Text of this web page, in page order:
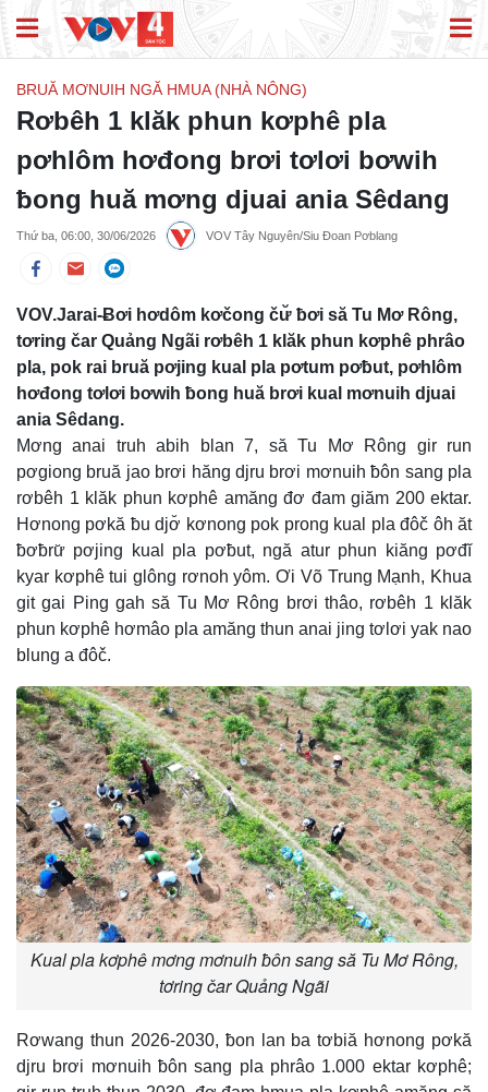
BRUĂ MƠNUIH NGĂ HMUA (NHÀ NÔNG)
Rơbêh 1 klăk phun kơphê pla
pơhlôm hơđong brơi tơlơi bơwih
ƀong huă mơng djuai ania Sêdang
Thứ ba, 06:00, 30/06/2026 VOV Tây Nguyên/Siu Đoan Pơblang
VOV.Jarai-Ƀơi hơdôm kơčong čư̆ ƀơi să Tu Mơ Rông,
tơring čar Quảng Ngãi rơbêh 1 klăk phun kơphê phrâo
pla, pok rai bruă pơjing kual pla pơtum pơƀut, pơhlôm
hơđong tơlơi bơwih ƀong huă brơi kual mơnuih djuai
ania Sêdang.
Mơng anai truh abih blan 7, să Tu Mơ Rông gir run
pơgiong bruă jao brơi hăng djru brơi mơnuih ƀôn sang pla
rơbêh 1 klăk phun kơphê amăng đơ đam giăm 200 ektar.
Hơnong pơkă ƀu djơ̆ kơnong pok prong kual pla đôč ôh ăt
ƀơƀrư̆ pơjing kual pla pơƀut, ngă atur phun kiăng pơđĭ
kyar kơphê tui glông rơnoh yôm. Ơi Võ Trung Mạnh, Khua
git gai Ping gah să Tu Mơ Rông brơi thâo, rơbêh 1 klăk
phun kơphê hơmâo pla amăng thun anai jing tơlơi yak nao
blung a đôč.
Kual pla kơphê mơng mơnuih ƀôn sang să Tu Mơ Rông,
tơring čar Quảng Ngãi
Rơwang thun 2026-2030, ƀon lan ba tơbiă hơnong pơkă
djru brơi mơnuih ƀôn sang pla phrâo 1.000 ektar kơphê;